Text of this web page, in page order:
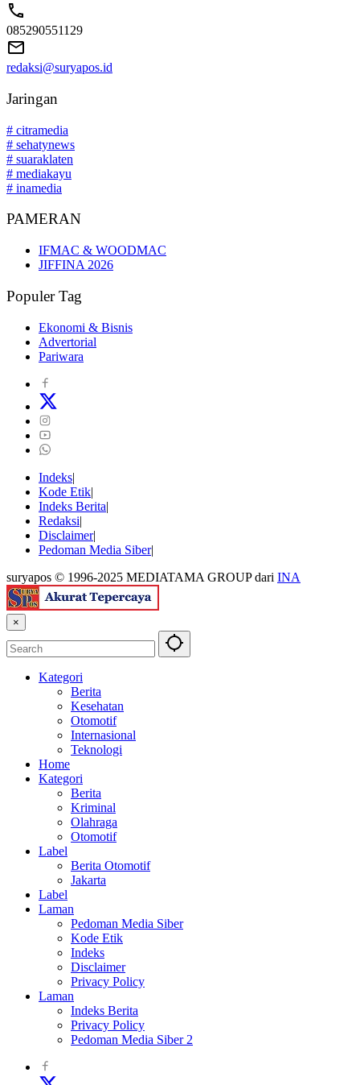
085290551129
redaksi@suryapos.id
Jaringan
# citramedia
# sehatynews
# suaraklaten
# mediakayu
# inamedia
PAMERAN
IFMAC & WOODMAC
JIFFINA 2026
Populer Tag
Ekonomi & Bisnis
Advertorial
Pariwara
Indeks
Kode Etik
Indeks Berita
Redaksi
Disclaimer
Pedoman Media Siber
suryapos © 1996-2025 MEDIATAMA GROUP dari INA
×
Kategori
Berita
Kesehatan
Otomotif
Internasional
Teknologi
Home
Kategori
Berita
Kriminal
Olahraga
Otomotif
Label
Berita Otomotif
Jakarta
Label
Laman
Pedoman Media Siber
Kode Etik
Indeks
Disclaimer
Privacy Policy
Laman
Indeks Berita
Privacy Policy
Pedoman Media Siber 2